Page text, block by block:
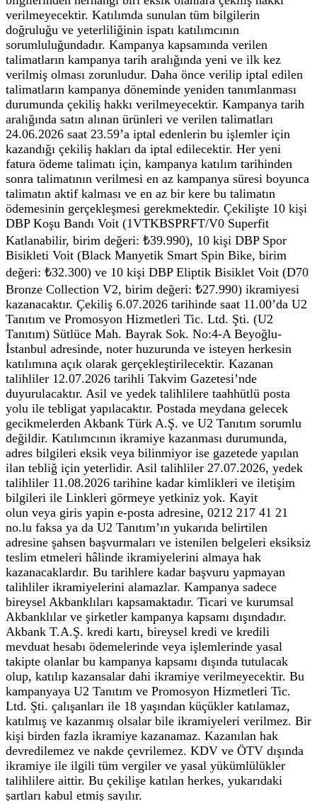
verilmeyecektir. Katılımda sunulan tüm bilgilerin
doğruluğu ve yeterliliğinin ispatı katılımcının
sorumluluğundadır. Kampanya kapsamında verilen
talimatların kampanya tarih aralığında yeni ve ilk kez
verilmiş olması zorunludur. Daha önce verilip iptal edilen
talimatların kampanya döneminde yeniden tanımlanması
durumunda çekiliş hakkı verilmeyecektir. Kampanya tarih
aralığında satın alınan ürünleri ve verilen talimatları
24.06.2026 saat 23.59’a iptal edenlerin bu işlemler için
kazandığı çekiliş hakları da iptal edilecektir. Her yeni
fatura ödeme talimatı için, kampanya katılım tarihinden
sonra talimatının verilmesi en az kampanya süresi boyunca
talimatın aktif kalması ve en az bir kere bu talimatın
ödemesinin gerçekleşmesi gerekmektedir. Çekilişte 10 kişi
DBP Koşu Bandı Voit (1VTKBSPRFT/V0 Superfit
Katlanabilir, birim değeri: ₺39.990), 10 kişi DBP Spor
Bisikleti Voit (Black Manyetik Smart Spin Bike, birim
değeri: ₺32.300) ve 10 kişi DBP Eliptik Bisiklet Voit (D70
Bronze Collection V2, birim değeri: ₺27.990) ikramiyesi
kazanacaktır. Çekiliş 6.07.2026 tarihinde saat 11.00’da U2
Tanıtım ve Promosyon Hizmetleri Tic. Ltd. Şti. (U2
Tanıtım) Sütlüce Mah. Bayrak Sok. No:4-A Beyoğlu-
İstanbul adresinde, noter huzurunda ve isteyen herkesin
katılımına açık olarak gerçekleştirilecektir. Kazanan
talihliler 12.07.2026 tarihli Takvim Gazetesi’nde
duyurulacaktır. Asil ve yedek talihlilere taahhütlü posta
yolu ile tebligat yapılacaktır. Postada meydana gelecek
gecikmelerden Akbank Türk A.Ş. ve U2 Tanıtım sorumlu
değildir. Katılımcının ikramiye kazanması durumunda,
adres bilgileri eksik veya bilinmiyor ise gazetede yapılan
ilan tebliğ için yeterlidir. Asil talihliler 27.07.2026, yedek
talihliler 11.08.2026 tarihine kadar kimlikleri ve iletişim
bilgileri ile Linkleri görmeye yetkiniz yok. Kayit
olun veya giris yapin e-posta adresine, 0212 217 41 21
no.lu faksa ya da U2 Tanıtım’ın yukarıda belirtilen
adresine şahsen başvurmaları ve istenilen belgeleri eksiksiz
teslim etmeleri hâlinde ikramiyelerini almaya hak
kazanacaklardır. Bu tarihlere kadar başvuru yapmayan
talihliler ikramiyelerini alamazlar. Kampanya sadece
bireysel Akbanklıları kapsamaktadır. Ticari ve kurumsal
Akbanklılar ve şirketler kampanya kapsamı dışındadır.
Akbank T.A.Ş. kredi kartı, bireysel kredi ve kredili
mevduat hesabı ödemelerinde veya işlemlerinde yasal
takipte olanlar bu kampanya kapsamı dışında tutulacak
olup, katılıp kazansalar dahi ikramiye verilmeyecektir. Bu
kampanyaya U2 Tanıtım ve Promosyon Hizmetleri Tic.
Ltd. Şti. çalışanları ile 18 yaşından küçükler katılamaz,
katılmış ve kazanmış olsalar bile ikramiyeleri verilmez. Bir
kişi birden fazla ikramiye kazanamaz. Kazanılan hak
devredilemez ve nakde çevrilemez. KDV ve ÖTV dışında
ikramiye ile ilgili tüm vergiler ve yasal yükümlülükler
talihlilere aittir. Bu çekilişe katılan herkes, yukarıdaki
şartları kabul etmiş sayılır.